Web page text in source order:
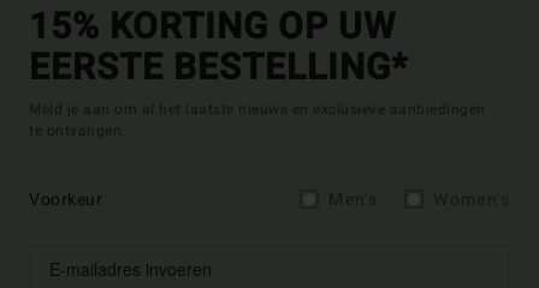
15% KORTING OP UW
EERSTE BESTELLING*
Meld je aan om al het laatste nieuws en exclusieve aanbiedingen
te ontvangen.
Voorkeur